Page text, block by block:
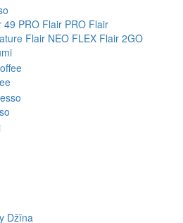
49 PRO Flair PRO Flair
Flair NEO FLEX Flair 2GO